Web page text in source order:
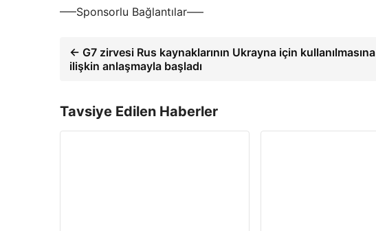
—–Sponsorlu Bağlantılar—–
← G7 zirvesi Rus kaynaklarının Ukrayna için kullanılmasına
ilişkin anlaşmayla başladı
Tavsiye Edilen Haberler